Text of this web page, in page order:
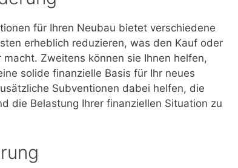
für Ihren Neubau bietet verschiedene
erheblich reduzieren, was den Kauf oder
Zweitens können sie Ihnen helfen,
solide finanzielle Basis für Ihr neues
Subventionen dabei helfen, die
die Belastung Ihrer finanziellen Situation zu